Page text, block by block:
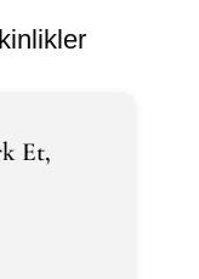
Et,